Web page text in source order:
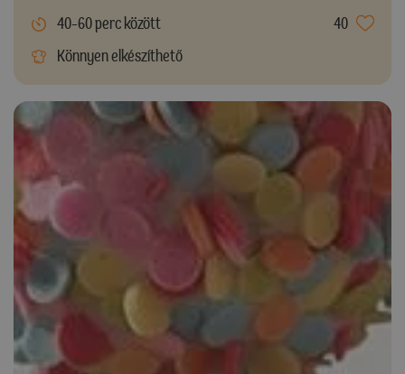
40-60 perc között
40
Könnyen elkészíthető